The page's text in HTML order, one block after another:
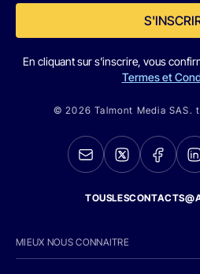
En cliquant sur s'inscrire, vous
Termes et
© 2026 Talmont Media SAS.
MIEUX NOUS CONNAITRE